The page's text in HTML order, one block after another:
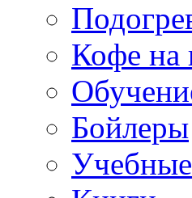
Кофе на
Бойлеры